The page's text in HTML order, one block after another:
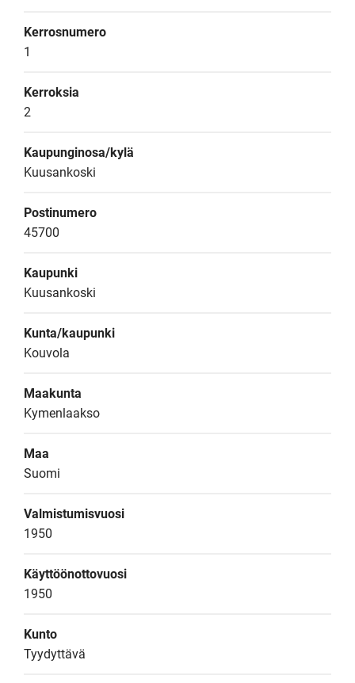
Kerrosnumero
1
Kerroksia
2
Kaupunginosa/kylä
Kuusankoski
Postinumero
45700
Kaupunki
Kuusankoski
Kunta/kaupunki
Kouvola
Maakunta
Kymenlaakso
Maa
Suomi
Valmistumisvuosi
1950
Käyttöönottovuosi
1950
Kunto
Tyydyttävä